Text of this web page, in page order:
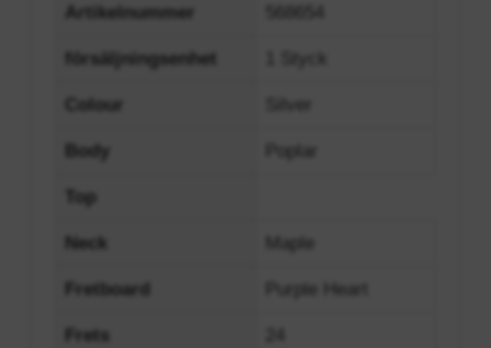
Artikelnummer
försäljningsenhet
Colour Silver
Body Poplar
Top
Neck Maple
Fretboard Purple Heart
Frets